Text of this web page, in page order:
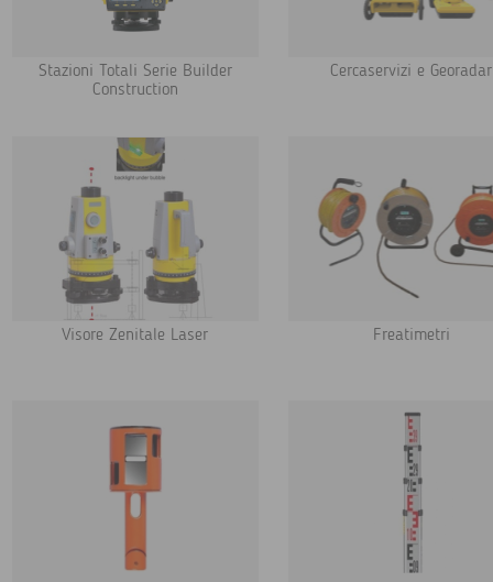
Stazioni Totali Serie Builder
Construction
Cercaservizi e Georadar
Visore Zenitale Laser Freatimetri